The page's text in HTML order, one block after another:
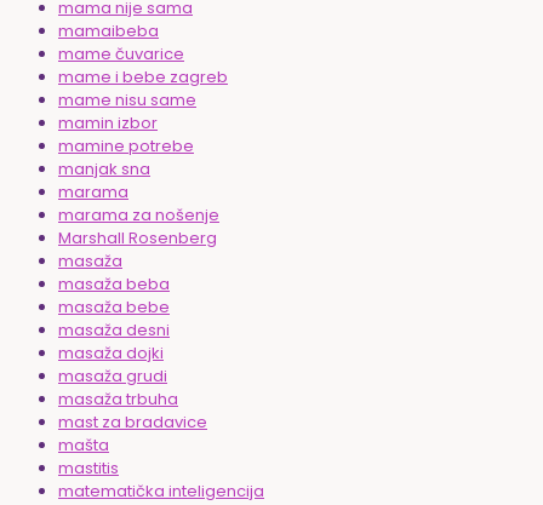
mama nije sama
mamaibeba
mame čuvarice
mame i bebe zagreb
mame nisu same
mamin izbor
mamine potrebe
manjak sna
marama
marama za nošenje
Marshall Rosenberg
masaža
masaža beba
masaža bebe
masaža desni
masaža dojki
masaža grudi
masaža trbuha
mast za bradavice
mašta
mastitis
matematička inteligencija